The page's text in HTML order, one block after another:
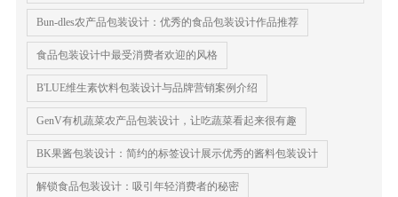
Bun-dles农产品包装设计：优秀的食品包装设计作品推荐
食品包装设计中最受消费者欢迎的风格
B'LUE维生素饮料包装设计与品牌营销案例介绍
GenV有机蔬菜农产品包装设计，让吃蔬菜看起来很有趣
BK果酱包装设计：简约的标签设计展示优秀的酱料包装设计
解锁食品包装设计：吸引年轻消费者的秘密